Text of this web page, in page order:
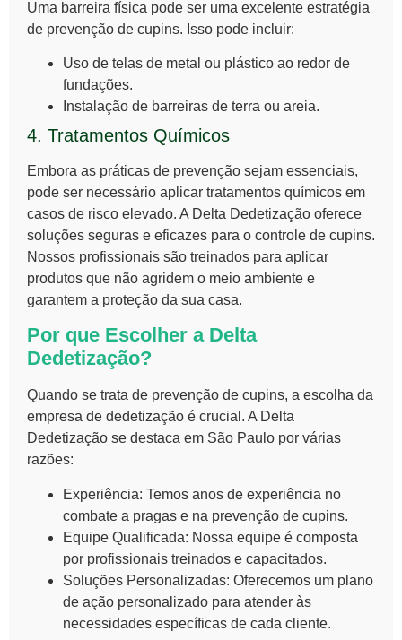
Uma barreira física pode ser uma excelente estratégia
de prevenção de cupins. Isso pode incluir:
Uso de telas de metal ou plástico ao redor de
fundações.
Instalação de barreiras de terra ou areia.
4. Tratamentos Químicos
Embora as práticas de prevenção sejam essenciais,
pode ser necessário aplicar tratamentos químicos em
casos de risco elevado. A Delta Dedetização oferece
soluções seguras e eficazes para o controle de cupins.
Nossos profissionais são treinados para aplicar
produtos que não agridem o meio ambiente e
garantem a proteção da sua casa.
Por que Escolher a Delta
Dedetização?
Quando se trata de prevenção de cupins, a escolha da
empresa de dedetização é crucial. A Delta
Dedetização se destaca em São Paulo por várias
razões:
Experiência: Temos anos de experiência no
combate a pragas e na prevenção de cupins.
Equipe Qualificada: Nossa equipe é composta
por profissionais treinados e capacitados.
Soluções Personalizadas: Oferecemos um plano
de ação personalizado para atender às
necessidades específicas de cada cliente.